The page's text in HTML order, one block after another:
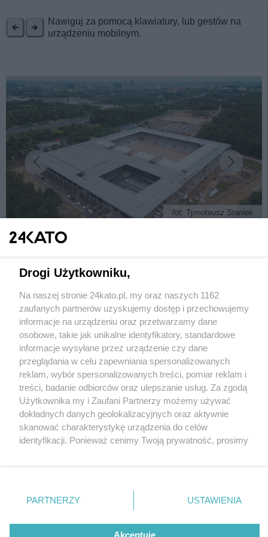
Nawiguj za pomocą klawiatury, lub gestów na
urządzeniu mobilnym.
fot: Tymoteusz Staniek
stadionie miejskim przy Nowej Bukowej 30 marca
7 / 8
Katowice nowy stadion
budowa 12
Wydawca mediów lokalnych
Nie zapomnij
zapoznać się z:
polityką prywatności regulamin korzystania z portali
Twojemiasto
Piekary Śląskie
Chorzów
Tarnowskie Góry
Gliwice
Skontakuj sięz nami
Kontakt
Wydawca
Redakcja
Drogi Użytkowniku,
Na naszej stronie 24kato.pl, my oraz naszych 1162
zaufanych partnerów uzyskujemy dostęp i przechowujemy
informacje na urządzeniu oraz przetwarzamy dane
osobowe, takie jak unikalne identyfikatory, standardowe
informacje wysyłane przez urządzenie czy dane
przeglądania w celu zapewniania spersonalizowanych
reklam, wybór spersonalizowanych treści, pomiar reklam i
treści, badanie odbiorców oraz ulepszanie usług. Za zgodą
Użytkownika my i Zaufani Partnerzy możemy używać
dokładnych danych geolokalizacyjnych oraz aktywnie
skanować charakterystykę urządzenia do celów
identyfikacji. Ponieważ cenimy Twoją prywatność, prosimy
prywatności znajdujący się w lewym dolnym rogu strony
. Niektóre rodzaje przetwarzania danych nie wymagają
zgody użytkownika, ale masz prawo sprzeciwić się
takiemu przetwarzaniu. Preferencje będą miały
PARTNERZY USTAWIENIA
Akceptuję